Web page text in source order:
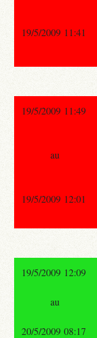
19/5/2009 11:41
19/5/2009 11:49
au
19/5/2009 12:01
19/5/2009 12:09
au
20/5/2009 08:17